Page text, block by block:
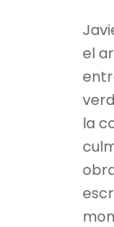
el
la